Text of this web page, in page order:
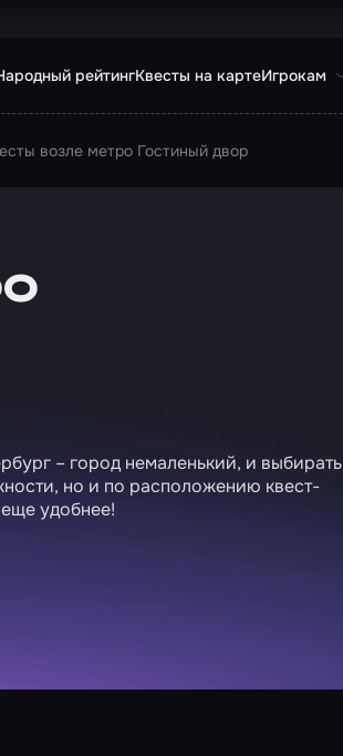
рейтингКвесты на картеИгрокам
возле метро Гостиный двор
– город немаленький, и выбирать
но и по расположению квест-
удобнее!